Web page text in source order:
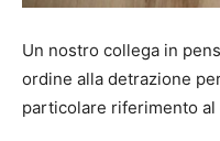
Un nostro collega in
ordine alla detrazione
particolare riferimento al